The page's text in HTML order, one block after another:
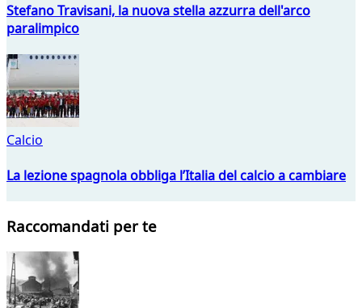
Stefano Travisani, la nuova stella azzurra dell'arco
paralimpico
Calcio
La lezione spagnola obbliga l’Italia del calcio a cambiare
Raccomandati per te